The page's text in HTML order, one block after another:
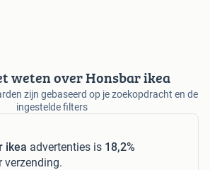
weten over Honsbar ikea
zijn gebaseerd op je zoekopdracht en de
ingestelde filters
ikea advertenties is 18,2%
verzending.